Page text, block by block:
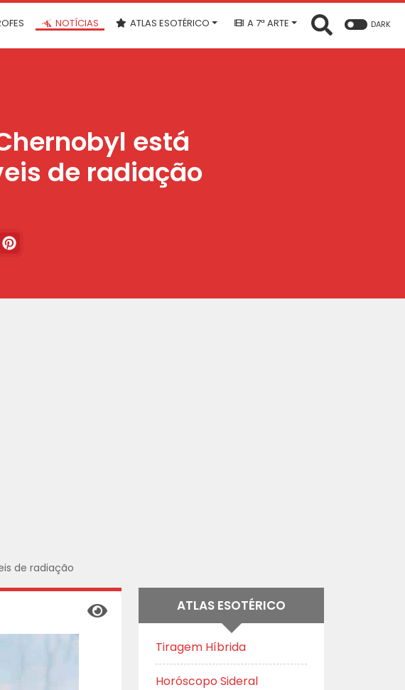
NOTÍCIAS ATLAS ESOTÉRICO A 7ª ARTE DARK
está
de radiação
de radiação
ATLAS ESOTÉRICO
Tiragem Híbrida
Horóscopo Sideral